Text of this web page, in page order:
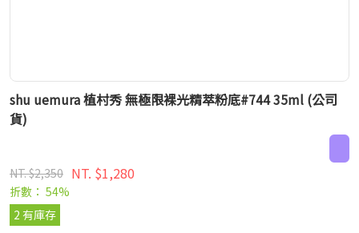
shu uemura 植村秀 無極限裸光精萃粉底#744 35ml (公司
貨)
NT. $2,350 NT. $1,280
折數： 54%
2 有庫存